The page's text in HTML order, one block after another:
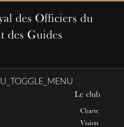
des Officiers du
des Guides
Le club
Charte
Vision